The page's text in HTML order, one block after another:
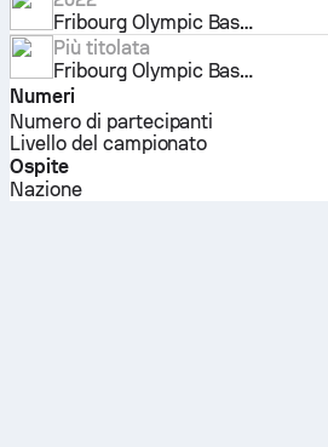
Fribourg Olympic Basket
Più titolata
Fribourg Olympic Basket
Numeri
Numero di partecipanti
Livello del campionato
Ospite
Nazione